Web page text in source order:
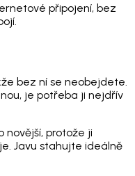
připojení, bez
bez ní se neobejdete.
je potřeba ji nejdřív
novější, protože ji
Javu stahujte ideálně